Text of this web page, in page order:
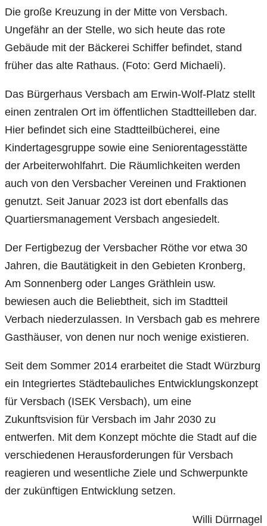
Die große Kreuzung in der Mitte von Versbach.
Ungefähr an der Stelle, wo sich heute das rote
Gebäude mit der Bäckerei Schiffer befindet, stand
früher das alte Rathaus. (Foto: Gerd Michaeli).
Das Bürgerhaus Versbach am Erwin-Wolf-Platz stellt
einen zentralen Ort im öffentlichen Stadtteilleben dar.
Hier befindet sich eine Stadtteilbücherei, eine
Kindertagesgruppe sowie eine Seniorentagesstätte
der Arbeiterwohlfahrt. Die Räumlichkeiten werden
auch von den Versbacher Vereinen und Fraktionen
genutzt. Seit Januar 2023 ist dort ebenfalls das
Quartiersmanagement Versbach angesiedelt.
Der Fertigbezug der Versbacher Röthe vor etwa 30
Jahren, die Bautätigkeit in den Gebieten Kronberg,
Am Sonnenberg oder Langes Gräthlein usw.
bewiesen auch die Beliebtheit, sich im Stadtteil
Verbach niederzulassen. In Versbach gab es mehrere
Gasthäuser, von denen nur noch wenige existieren.
Seit dem Sommer 2014 erarbeitet die Stadt Würzburg
ein Integriertes Städtebauliches Entwicklungskonzept
für Versbach (ISEK Versbach), um eine
Zukunftsvision für Versbach im Jahr 2030 zu
entwerfen. Mit dem Konzept möchte die Stadt auf die
verschiedenen Herausforderungen für Versbach
reagieren und wesentliche Ziele und Schwerpunkte
der zukünftigen Entwicklung setzen.
Willi Dürrnagel